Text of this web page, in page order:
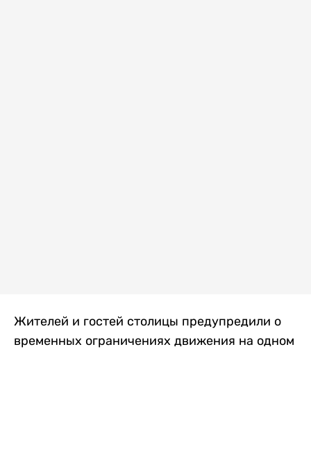
Жителей и гостей столицы предупредили о
временных ограничениях движения на одном